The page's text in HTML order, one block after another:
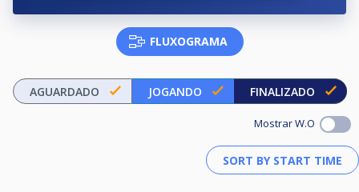
FLUXOGRAMA
AGUARDADO JOGANDO FINALIZADO
Mostrar W.O